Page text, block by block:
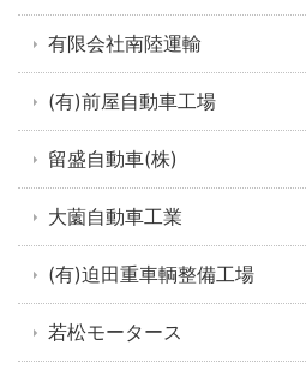
有限会社南陸運輸
(有)前屋自動車工場
留盛自動車(株)
大薗自動車工業
(有)迫田重車輌整備工場
若松モータース